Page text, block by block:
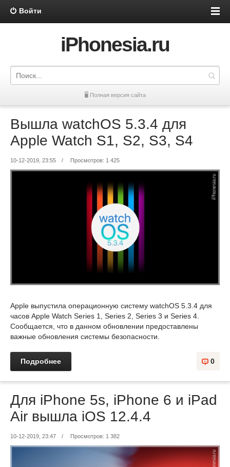
Войти
iPhonesia.ru
🖥 Полная версия сайта
Вышла watchOS 5.3.4 для
Apple Watch S1, S2, S3, S4
10-12-2019, 23:55 / Просмотров: 1 425
Apple выпустила операционную систему watchOS 5.3.4 для
часов Apple Watch Series 1, Series 2, Series 3 и Series 4.
Сообщается, что в данном обновлении предоставлены
важные обновления системы безопасности.
Подробнее 0
Для iPhone 5s, iPhone 6 и iPad
Air вышла iOS 12.4.4
10-12-2019, 23:47 / Просмотров: 1 382